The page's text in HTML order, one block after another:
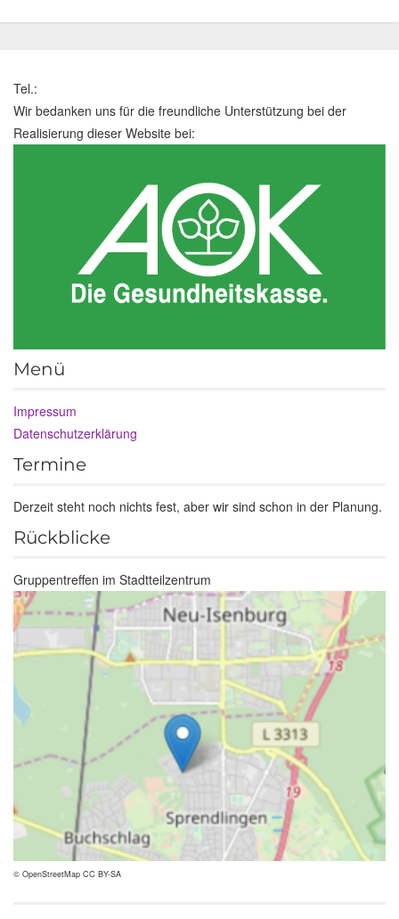
Tel.:
Wir bedanken uns für die freundliche Unterstützung bei der
Realisierung dieser Website bei:
Menü
Impressum
Datenschutzerklärung
Termine
Derzeit steht noch nichts fest, aber wir sind schon in der Planung.
Rückblicke
Gruppentreffen im Stadtteilzentrum
© OpenStreetMap CC BY-SA